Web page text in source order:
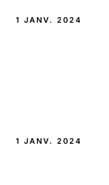
1 JANV. 2024
1 JANV. 2024